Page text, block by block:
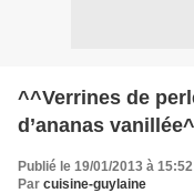
^^Verrines de
d’ananas
Publié le 19/01/2013 à 15:52
Par cuisine-guylaine